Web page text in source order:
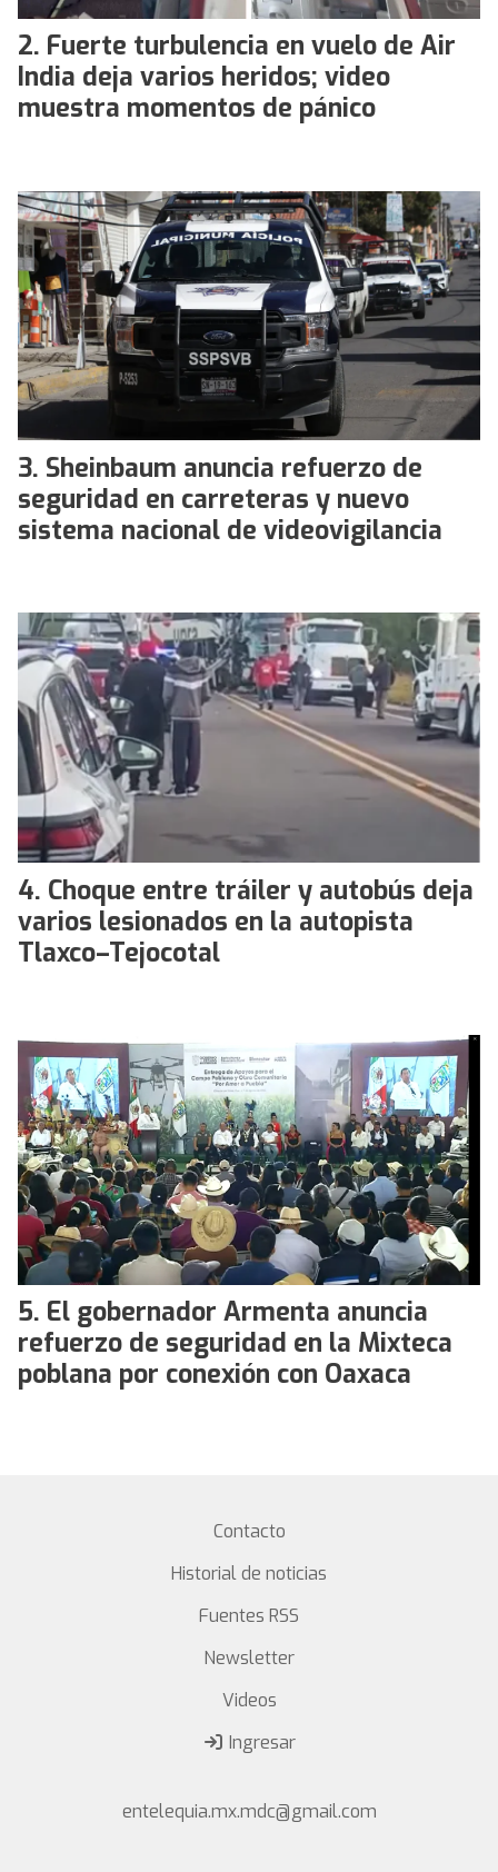
Fuerte turbulencia en vuelo de Air
India deja varios heridos; video
muestra momentos de pánico
Sheinbaum anuncia refuerzo de
seguridad en carreteras y nuevo
sistema nacional de videovigilancia
Choque entre tráiler y autobús deja
varios lesionados en la autopista
Tlaxco–Tejocotal
El gobernador Armenta anuncia
refuerzo de seguridad en la Mixteca
poblana por conexión con Oaxaca
Contacto
Historial de noticias
Fuentes RSS
Newsletter
Videos
Ingresar
entelequia.mx.mdc@gmail.com